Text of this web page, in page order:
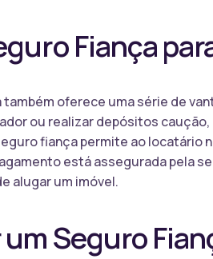
Fiança
oferece uma série de
ou realizar depósitos
fiança permite ao locatário
está assegurada pela
alugar um imóvel.
Seguro